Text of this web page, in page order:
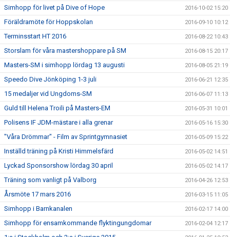
Simhopp för livet på Dive of Hope 2016-10-02 15:20
Föräldramöte för Hoppskolan 2016-09-10 10:12
Terminsstart HT 2016 2016-08-22 10:43
Storslam för våra mastershoppare på SM 2016-08-15 20:17
Masters-SM i simhopp lördag 13 augusti 2016-08-05 21:19
Speedo Dive Jönköping 1-3 juli 2016-06-21 12:35
15 medaljer vid Ungdoms-SM 2016-06-07 11:13
Guld till Helena Troili på Masters-EM 2016-05-31 10:01
Polisens IF JDM-mästare i alla grenar 2016-05-16 15:30
"Våra Drömmar" - Film av Sprintgymnasiet 2016-05-09 15:22
Inställd träning på Kristi Himmelsfärd 2016-05-02 14:51
Lyckad Sponsorshow lördag 30 april 2016-05-02 14:17
Träning som vanligt på Valborg 2016-04-26 12:53
Årsmöte 17 mars 2016 2016-03-15 11:05
Simhopp i Barnkanalen 2016-02-17 14:00
Simhopp för ensamkommande flyktingungdomar 2016-02-04 12:17